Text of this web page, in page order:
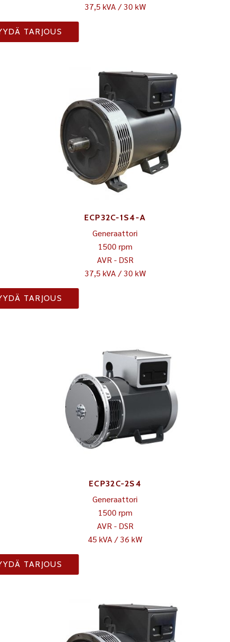
37,5 kVA / 30 kW
TARJOUS
ECP32C-1S4-A
Generaattori
1500 rpm
AVR - DSR
37,5 kVA / 30 kW
TARJOUS
ECP32C-2S4
Generaattori
1500 rpm
AVR - DSR
45 kVA / 36 kW
TARJOUS